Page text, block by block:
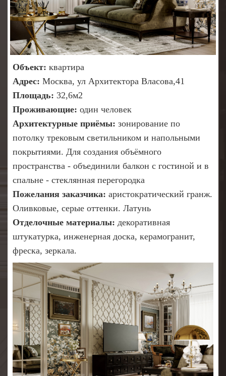
Объект: квартира
Адрес: Москва, ул Архитектора Власова,41
Площадь: 32,6м2
Проживающие: один человек
Архитектурные приёмы: зонирование по
потолку трековым светильником и напольными
покрытиями. Для создания объёмного
пространства - объединили балкон с гостиной и в
спальне - стеклянная перегородка
Пожелания заказчика: аристократический гранж.
Оливковые, серые оттенки. Латунь
Отделочные материалы: декоративная
штукатурка, инженерная доска, керамогранит,
фреска, зеркала.